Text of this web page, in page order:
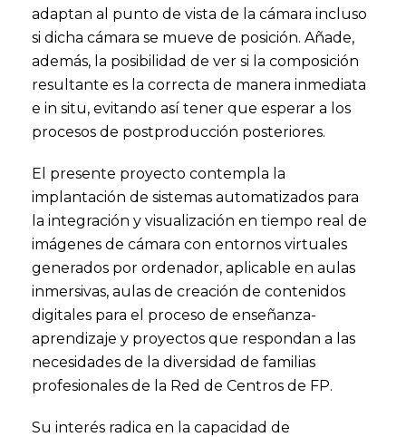
adaptan al punto de vista de la cámara incluso
si dicha cámara se mueve de posición. Añade,
además, la posibilidad de ver si la composición
resultante es la correcta de manera inmediata
e in situ, evitando así tener que esperar a los
procesos de postproducción posteriores.
El presente proyecto contempla la
implantación de sistemas automatizados para
la integración y visualización en tiempo real de
imágenes de cámara con entornos virtuales
generados por ordenador, aplicable en aulas
inmersivas, aulas de creación de contenidos
digitales para el proceso de enseñanza-
aprendizaje y proyectos que respondan a las
necesidades de la diversidad de familias
profesionales de la Red de Centros de FP.
Su interés radica en la capacidad de